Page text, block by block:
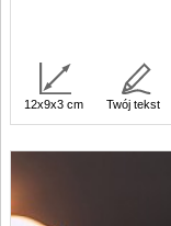
12x9x3 cm Twój tekst